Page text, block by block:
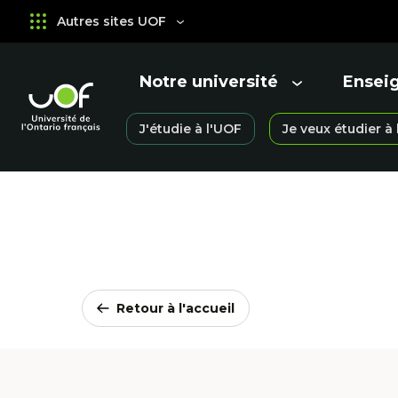
Aller
Passer
Autres sites UOF
Université
Ouvrir
le
menu
Notre université
Ouvrir
le
menu
J'étudie à l'UOF
Ouvrir
Je veux étudier à
Retour à l'accueil